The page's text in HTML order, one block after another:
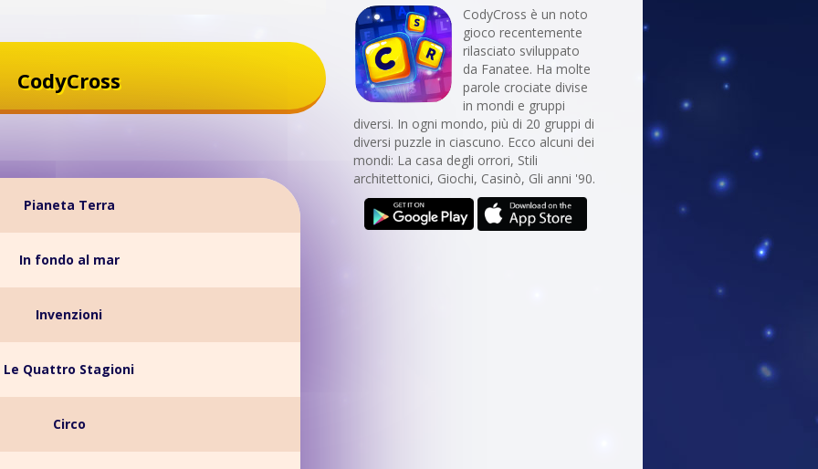
CodyCross
Pianeta Terra
In fondo al mar
Invenzioni
Le Quattro Stagioni
Circo
CodyCross è un noto
gioco recentemente
rilasciato sviluppato
da Fanatee. Ha molte
parole crociate divise
in mondi e gruppi
diversi. In ogni mondo, più di 20 gruppi di
diversi puzzle in ciascuno. Ecco alcuni dei
mondi: La casa degli orrori, Stili
architettonici, Giochi, Casinò, Gli anni '90.